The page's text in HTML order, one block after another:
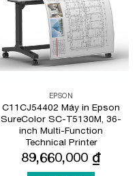
EPSON
C11CJ54402 Máy in Epson
SureColor SC-T5130M, 36-
inch Multi-Function
Technical Printer
89,660,000 ₫